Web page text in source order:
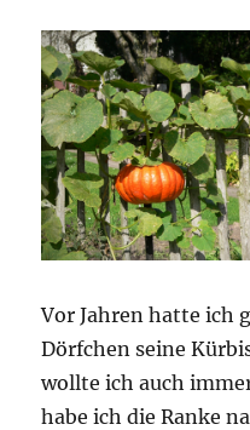
Vor Jahren hatte ich
Dörfchen seine
wollte ich auch
habe ich die Ranke